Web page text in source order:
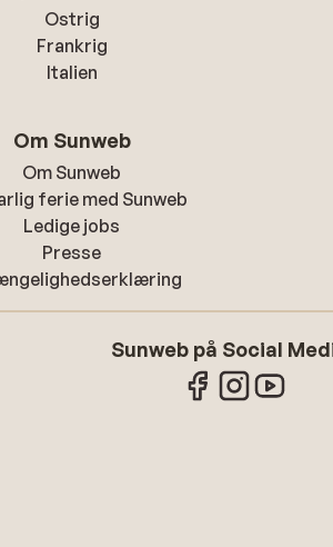
Ostrig
Frankrig
Italien
Om Sunweb
Om Sunweb
ferie med Sunweb
Ledige jobs
Presse
Sunweb på Social